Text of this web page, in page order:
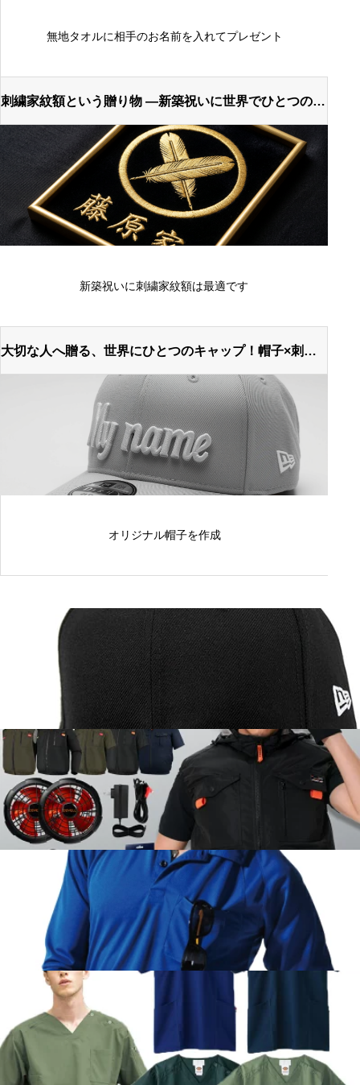
無地タオルに相手のお名前を入れてプレゼント
刺繍家紋額という贈り物 ―新築祝いに世界でひとつのオ
リジナルを―
新築祝いに刺繍家紋額は最適です
大切な人へ贈る、世界にひとつのキャップ！帽子×刺繍
が選ばれる理由
オリジナル帽子を作成
ニューエラ無地帽子持ち込み可能
ショッピングサイトで購入された商品を当方に直送して持込刺繍
可能
空調服に刺繍可能
ショッピングサイトで購入された商品を当方に直送して持込刺繍
BURTLEポロに刺繍
ショッピングサイトで購入された商品を当方に直送して持込刺繍
可能